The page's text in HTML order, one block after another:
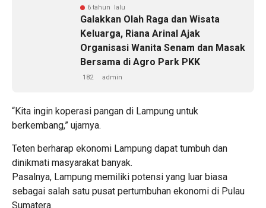
6 tahun lalu
Galakkan Olah Raga dan Wisata
Keluarga, Riana Arinal Ajak
Organisasi Wanita Senam dan Masak
Bersama di Agro Park PKK
182 admin
“Kita ingin koperasi pangan di Lampung untuk
berkembang,” ujarnya.
Teten berharap ekonomi Lampung dapat tumbuh dan
dinikmati masyarakat banyak.
Pasalnya, Lampung memiliki potensi yang luar biasa
sebagai salah satu pusat pertumbuhan ekonomi di Pulau
Sumatera.